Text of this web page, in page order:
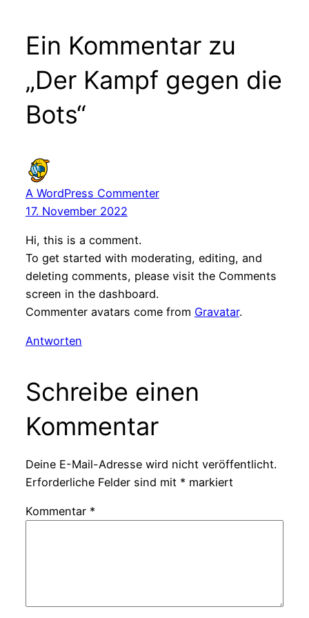
Ein Kommentar zu
„Der Kampf gegen die
Bots“
A WordPress Commenter
17. November 2022
Hi, this is a comment.
To get started with moderating, editing, and
deleting comments, please visit the Comments
screen in the dashboard.
Commenter avatars come from Gravatar.
Antworten
Schreibe einen
Kommentar
Deine E-Mail-Adresse wird nicht veröffentlicht.
Erforderliche Felder sind mit * markiert
Kommentar *